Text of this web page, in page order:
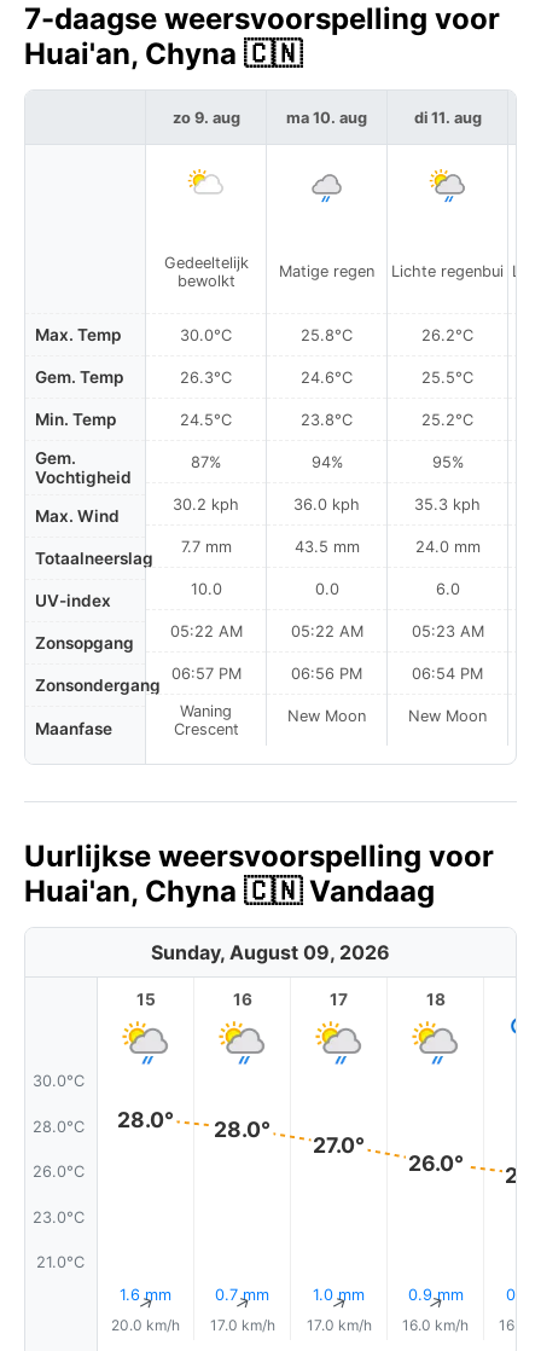
7-daagse weersvoorspelling voor
Huai'an, Chyna 🇨🇳
Max. Temp
Gem. Temp
Min. Temp
Gem.
Vochtigheid
Max. Wind
Totaalneerslag
UV-index
Zonsopgang
Zonsondergang
Maanfase
zo 9. aug
Gedeeltelijk
bewolkt
30.0°C
26.3°C
24.5°C
87%
30.2 kph
7.7 mm
10.0
05:22 AM
06:57 PM
Waning
Crescent
ma 10. aug
Matige regen
25.8°C
24.6°C
23.8°C
94%
36.0 kph
43.5 mm
0.0
05:22 AM
06:56 PM
New Moon
di 11. aug
Lichte regenbui
26.2°C
25.5°C
25.2°C
95%
35.3 kph
24.0 mm
6.0
05:23 AM
06:54 PM
New Moon
Uurlijkse weersvoorspelling voor
Huai'an, Chyna 🇨🇳 Vandaag
Sunday, August 09, 2026
30.0°C
28.0°C
26.0°C
23.0°C
21.0°C
15
28.0°
1.6 mm
↑
20.0 km/h
16
28.0°
0.7 mm
↑
17.0 km/h
17
27.0°
1.0 mm
↑
17.0 km/h
18
26.0°
0.9 mm
↑
16.0 km/h
0.1
16.0